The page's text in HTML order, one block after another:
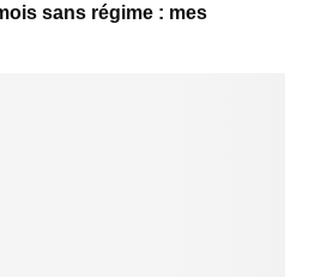
sans régime : mes